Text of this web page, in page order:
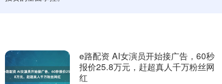
e路配资 AI女演员开始接广告，60秒
报价25.8万元，赶超真人千万粉丝网
红